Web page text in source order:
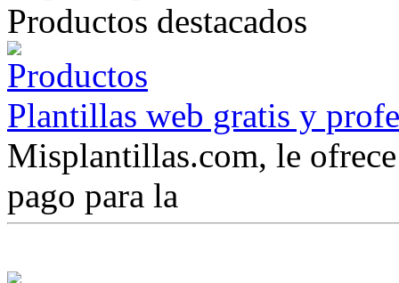
Productos destacados
Plantillas web gratis y
Misplantillas.com, le
pago para la